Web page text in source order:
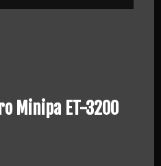
Minipa ET-3200